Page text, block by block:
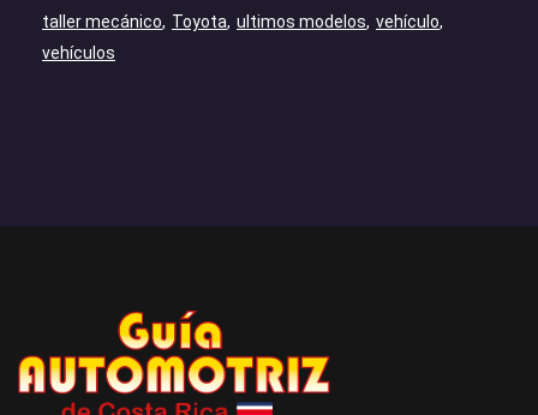
taller mecánico
Toyota ultimos modelos vehículo
vehículos